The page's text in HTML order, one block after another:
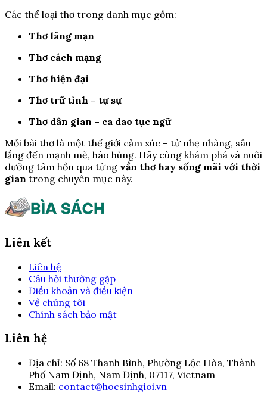
Các thể loại thơ trong danh mục gồm:
Thơ lãng mạn
Thơ cách mạng
Thơ hiện đại
Thơ trữ tình – tự sự
Thơ dân gian – ca dao tục ngữ
Mỗi bài thơ là một thế giới cảm xúc – từ nhẹ nhàng, sâu
lắng đến mạnh mẽ, hào hùng. Hãy cùng khám phá và nuôi
dưỡng tâm hồn qua từng vần thơ hay sống mãi với thời
gian trong chuyên mục này.
Liên kết
Liên hệ
Câu hỏi thường gặp
Điều khoản và điều kiện
Về chúng tôi
Chính sách bảo mật
Liên hệ
Địa chỉ: Số 68 Thanh Bình, Phường Lộc Hòa, Thành
Phố Nam Định, Nam Định, 07117, Vietnam
Email: contact@hocsinhgioi.vn